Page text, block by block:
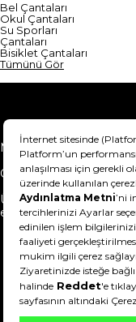
Bel Çantaları
Okul Çantaları
Su Sporları
Çantaları
Bisiklet Çantaları
Tümünü Gör
Mesafeli Satış
Gizlilik Sözleşmesi
Ürünümü nasıl iade
edebilirim?
DeFactoFIT ©️